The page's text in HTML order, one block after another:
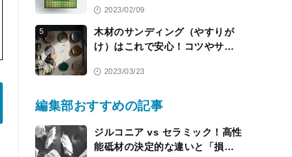
2023/02/09
5
木材のサンディング（やすりが
け）はこれで安心！コツやサン
2023/03/23
編集部おすすめの記事
ジルコニア vs セラミック！高性
能砥材の決定的な違いと「損を